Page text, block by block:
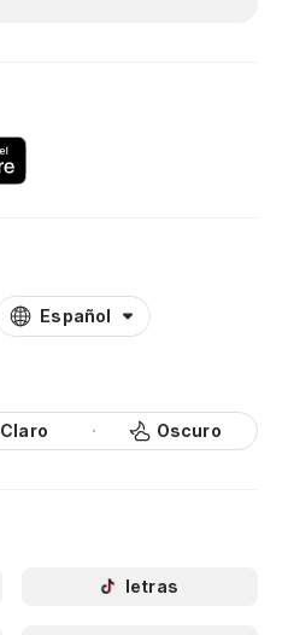
Español
Claro Oscuro
letras